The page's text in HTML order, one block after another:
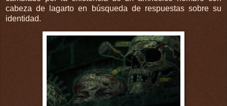
cabeza de lagarto en búsqueda de respuestas sobre su
identidad.